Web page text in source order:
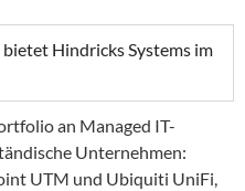
Hindricks Systems im
an Managed IT-
Unternehmen:
UTM und Ubiquiti UniFi,